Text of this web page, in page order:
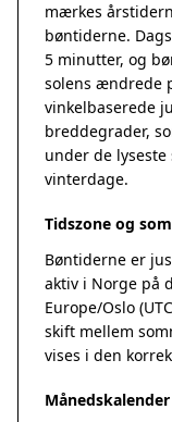
mærkes
bøntiderne.
5 minutter, og
solens ændrede
vinkelbaserede
breddegrader,
under de
vinterdage.
Tidszone og
Bøntiderne er
aktiv i Norge på
Europe/Oslo
skift mellem
vises i den